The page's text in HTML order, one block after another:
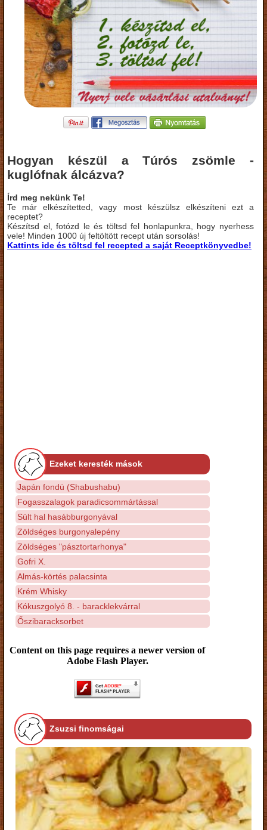
Hogyan készül a Túrós zsömle -
kuglófnak álcázva?
Írd meg nekünk Te!
Te már elkészítetted, vagy most készülsz elkészíteni ezt a
receptet?
Készítsd el, fotózd le és töltsd fel honlapunkra, hogy nyerhess
vele! Minden 1000 új feltöltött recept után sorsolás!
Kattints ide és töltsd fel recepted a saját Receptkönyvedbe!
Ezeket keresték mások
Japán fondü (Shabushabu)
Fogasszalagok paradicsommártással
Sült hal hasábburgonyával
Zöldséges burgonyalepény
Zöldséges "pásztortarhonya"
Gofri X.
Almás-körtés palacsinta
Krém Whisky
Kókuszgolyó 8. - baracklekvárral
Őszibaracksorbet
Content on this page requires a newer version of
Adobe Flash Player.
Zsuzsi finomságai